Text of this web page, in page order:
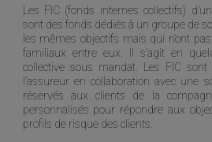
Les FIC (fonds internes collectifs)
sont des fonds dédiés à un groupe de
les mêmes objectifs mais qui n’ont
familiaux entre eux. Il s’agit en
collective sous mandat. Les FIC
l’assureur en collaboration avec une
réservés aux clients de la
personnalisés pour répondre aux
profils de risque des clients.